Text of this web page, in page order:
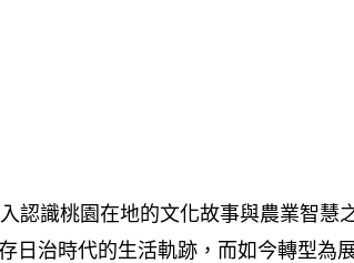
識桃園在地的文化故事與農業智慧
日治時代的生活軌跡，而如今轉型